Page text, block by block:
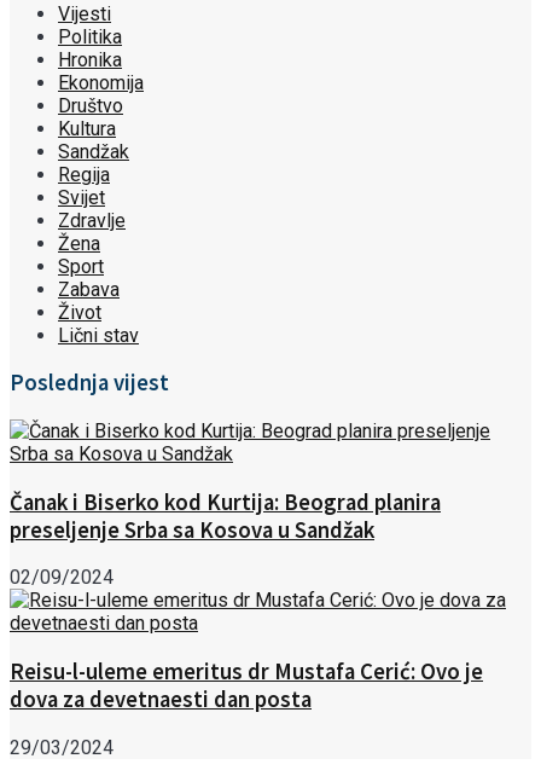
Vijesti
Politika
Hronika
Ekonomija
Društvo
Kultura
Sandžak
Regija
Svijet
Zdravlje
Žena
Sport
Zabava
Život
Lični stav
Poslednja vijest
Čanak i Biserko kod Kurtija: Beograd planira
preseljenje Srba sa Kosova u Sandžak
02/09/2024
Reisu-l-uleme emeritus dr Mustafa Cerić: Ovo je
dova za devetnaesti dan posta
29/03/2024